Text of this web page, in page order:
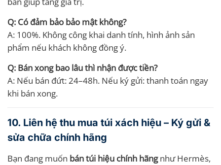
Q: Có đảm bảo bảo mật không?
A: 100%. Không công khai danh tính, hình ảnh sản
phẩm nếu khách không đồng ý.
Q: Bán xong bao lâu thì nhận được tiền?
A: Nếu bán đứt: 24–48h. Nếu ký gửi: thanh toán ngay
khi bán xong.
10. Liên hệ thu mua túi xách hiệu – Ký gửi &
sửa chữa chính hãng
Bạn đang muốn bán túi hiệu chính hãngnhư Hermès,